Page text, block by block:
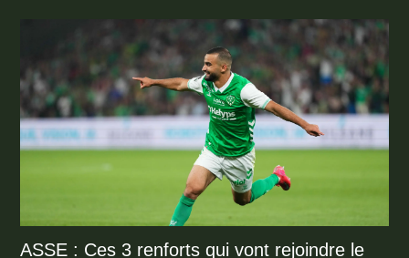
ASSE : Ces 3 renforts qui vont rejoindre le